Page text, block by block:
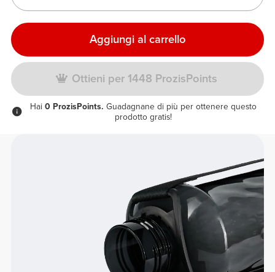
Aggiungi al carrello
Ottieni per 1448 ProzisPoints
Hai 0 ProzisPoints. Guadagnane di più per ottenere questo
prodotto gratis!